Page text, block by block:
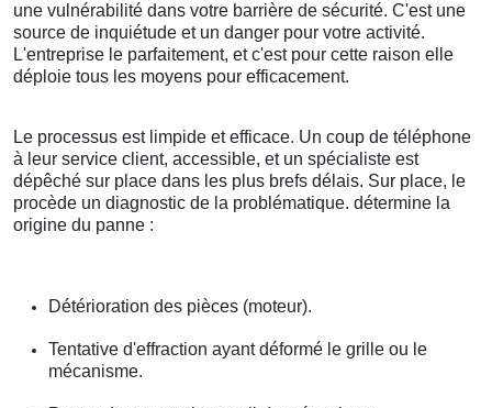
une vulnérabilité dans votre barrière de sécurité. C'est une
source de inquiétude et un danger pour votre activité.
L'entreprise le parfaitement, et c'est pour cette raison elle
déploie tous les moyens pour efficacement.
Le processus est limpide et efficace. Un coup de téléphone
à leur service client, accessible, et un spécialiste est
dépêché sur place dans les plus brefs délais. Sur place, le
procède un diagnostic de la problématique. détermine la
origine du panne :
Détérioration des pièces (moteur).
Tentative d'effraction ayant déformé le grille ou le
mécanisme.